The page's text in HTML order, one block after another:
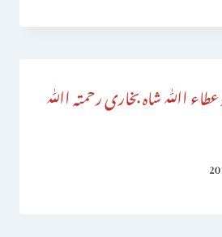
عطاء اﷲ شاہ بخاری رحمتہ اﷲ